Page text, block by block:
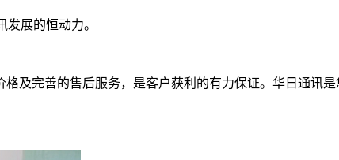
展的恒动力。
及完善的售后服务，是客户获利的有力保证。华日通讯是